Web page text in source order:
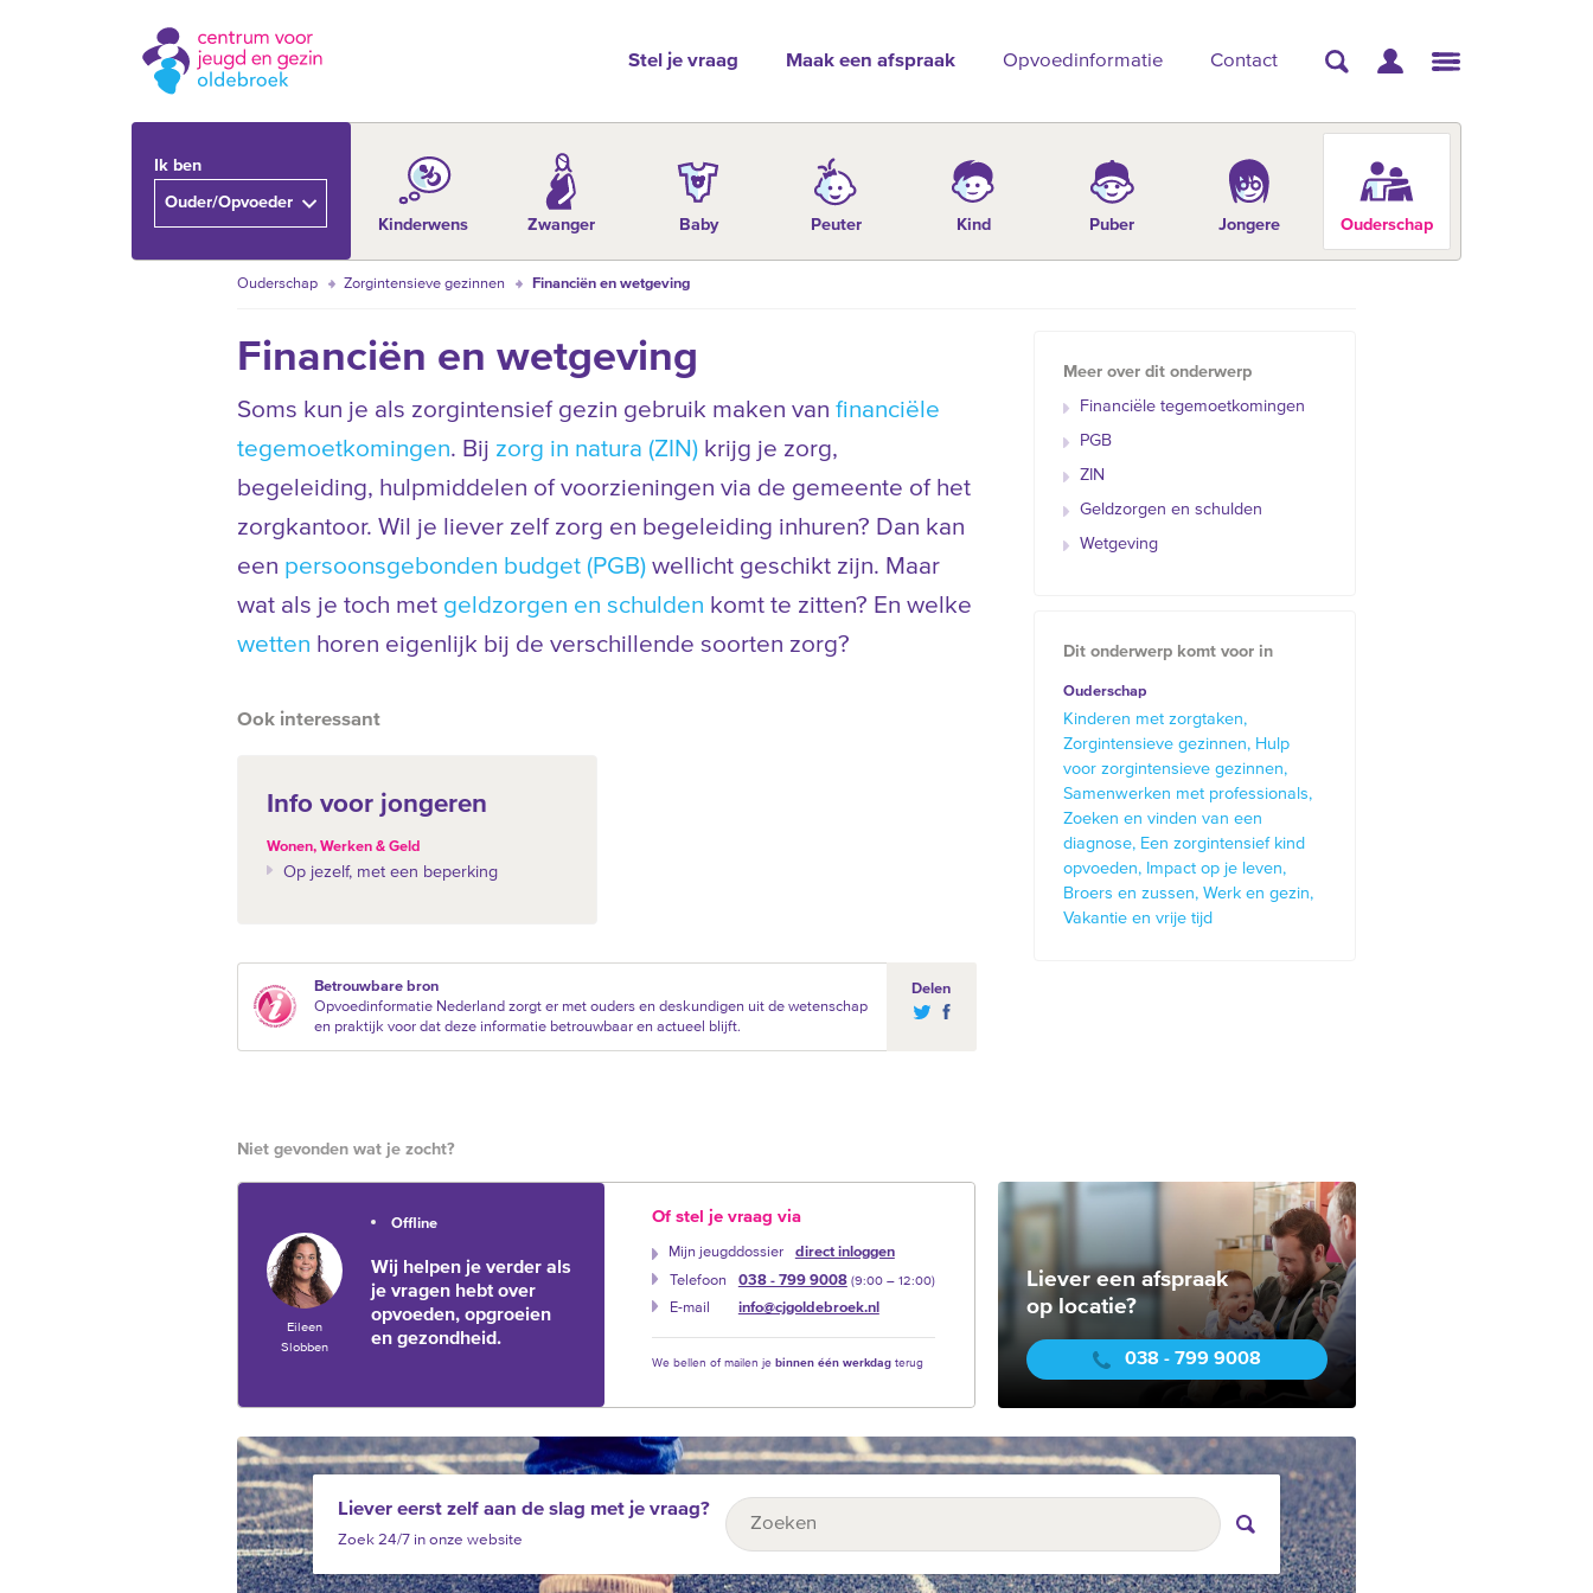
Stel je vraag Maak een afspraak Opvoedinformatie Contact
Ik ben
Ouder/Opvoeder
Kinderwens
Zwanger Baby Peuter Kind Puber Jongere Ouderschap
Ouderschap Zorgintensieve gezinnen Financiën en wetgeving
Financiën en wetgeving
Soms kun je als zorgintensief gezin gebruik maken van financiële
tegemoetkomingen. Bij zorg in natura (ZIN) krijg je zorg,
begeleiding, hulpmiddelen of voorzieningen via de gemeente of het
zorgkantoor. Wil je liever zelf zorg en begeleiding inhuren? Dan kan
een persoonsgebonden budget (PGB) wellicht geschikt zijn. Maar
wat als je toch met geldzorgen en schulden komt te zitten? En welke
wetten horen eigenlijk bij de verschillende soorten zorg?
Ook interessant
Info voor jongeren
Wonen, Werken & Geld
Op jezelf, met een beperking
Betrouwbare bron
Opvoedinformatie Nederland zorgt er met ouders en deskundigen uit de wetenschap
en praktijk voor dat deze informatie betrouwbaar en actueel blijft.
Delen
Meer over dit onderwerp
Financiële tegemoetkomingen
PGB
ZIN
Geldzorgen en schulden
Wetgeving
Dit onderwerp komt voor in
Ouderschap
Kinderen met zorgtaken
Zorgintensieve gezinnen
Hulp
voor zorgintensieve gezinnen
Samenwerken met professionals
Zoeken en vinden van een
diagnose
Een zorgintensief kind
opvoeden
Impact op je leven
Broers en zussen Werk en gezin
Vakantie en vrije tijd
Niet gevonden wat je zocht?
Eileen
Slobben
Offline
Wij helpen je verder als
je vragen hebt over
opvoeden, opgroeien
en gezondheid.
Of stel je vraag via
Mijn jeugddossier
direct inloggen
Telefoon
038 - 799 9008 (9:00 –‍ 12:00)
E-mail info@cjgoldebroek.nl
We bellen of mailen je binnen één werkdagterug
Liever een afspraak
op locatie?
038 - 799 9008
Liever eerst zelf aan de slag met je vraag?
Zoek 24/7 in onze website